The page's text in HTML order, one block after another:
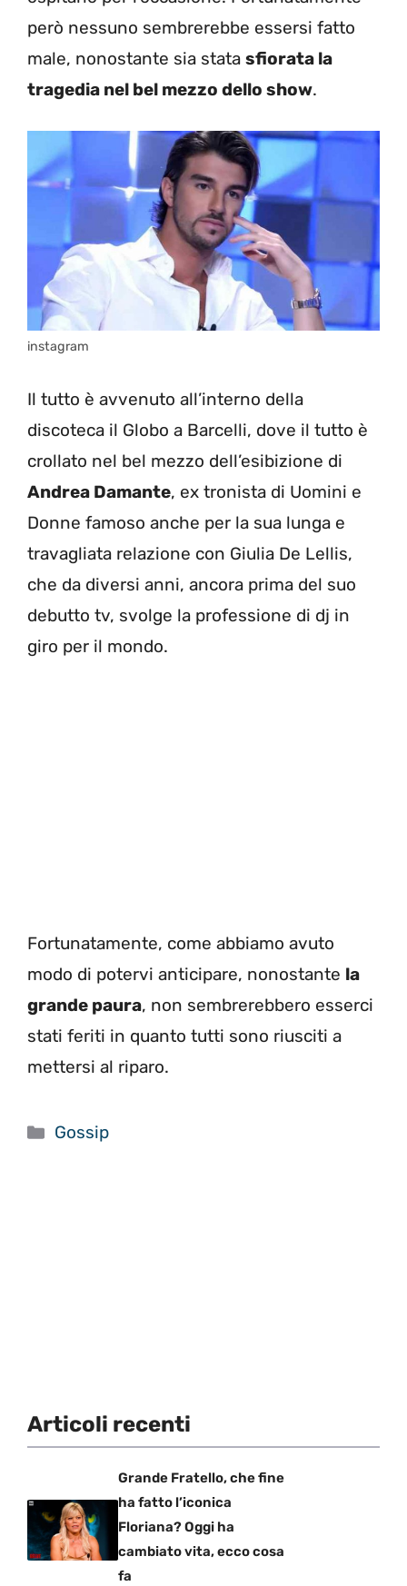
però nessuno sembrerebbe essersi fatto
male, nonostante sia stata sfiorata la
tragedia nel bel mezzo dello show.
instagram
Il tutto è avvenuto all’interno della
discoteca il Globo a Barcelli, dove il tutto è
crollato nel bel mezzo dell’esibizione di
Andrea Damante, ex tronista di Uomini e
Donne famoso anche per la sua lunga e
travagliata relazione con Giulia De Lellis,
che da diversi anni, ancora prima del suo
debutto tv, svolge la professione di dj in
giro per il mondo.
Fortunatamente, come abbiamo avuto
modo di potervi anticipare, nonostante la
grande paura, non sembrerebbero esserci
stati feriti in quanto tutti sono riusciti a
mettersi al riparo.
Categorie
Gossip
Articoli recenti
Grande Fratello, che fine
ha fatto l’iconica
Floriana? Oggi ha
cambiato vita, ecco cosa
fa